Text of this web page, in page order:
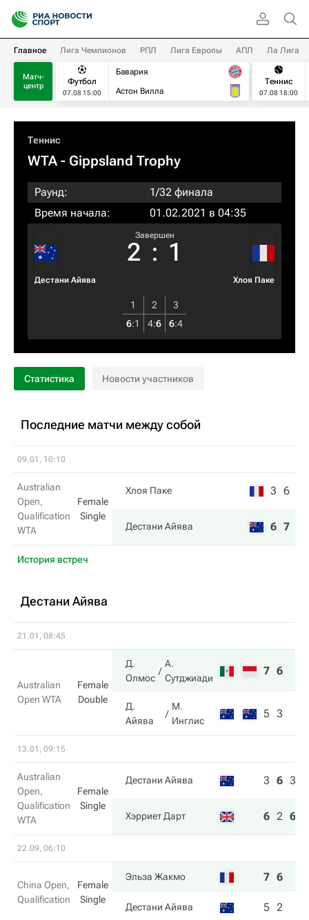
Главное Лига Чемпионов РПЛ Лига Европы АПЛ Ла Лига
Матч-
центр
Футбол
07.08 15:00
Бавария
Астон Вилла
Теннис
07.08 18:00
Теннис
WTA- Gippsland Trophy
Раунд:
1/32 финала
Время начала:
01.02.2021 в 04:35
Дестани Айява
Завершен
2 : 1
Хлоя Паке
1 2
3
6:1 4:6 6:4
Статистика Новости участников
Последние матчи между собой
09.01, 10:10
Australian
Open,
Qualification
WTA
Female
Single
Хлоя Паке 3 6
Дестани Айява 6 7
История встреч
Дестани Айява
21.01, 08:45
Australian
Open WTA
Female
Double
Д.
Олмос
А.
Сутджиади
7 6
Д.
Айява
М.
Инглис
5 3
13.01, 09:15
Australian
Open,
Qualification
WTA
Female
Single
Дестани Айява 3 6 3
Хэрриет Дарт 6 2 6
22.09, 06:10
China Open,
Qualification
Female
Single
Эльза Жакмо 7 6
Дестани Айява 5 2